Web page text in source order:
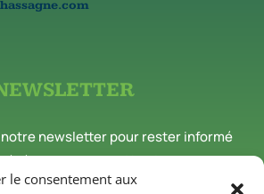
le consentement aux
newsletter pour rester informé
du Golf de la Chassagne.